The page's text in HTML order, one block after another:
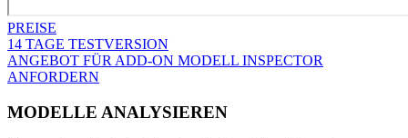
PREISE
14 TAGE TESTVERSION
ANGEBOT FÜR ADD-ON MODELL INSPECTOR
ANFORDERN
MODELLE ANALYSIEREN